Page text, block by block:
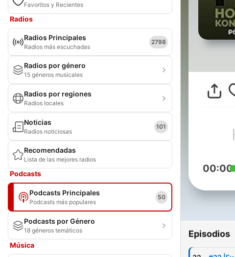
Favoritos y Recientes
Radios
Radios Principales
Radios más escuchadas
2798
Radios por género
15 géneros musicales
Radios por regiones
Radios locales
Noticias
Radios noticiosas
101
Recomendadas
Lista de las mejores radios
Podcasts
Podcasts Principales
Podcasts más populares
50
Podcasts por Género
18 géneros temáticos
Música
00:00
Episodios